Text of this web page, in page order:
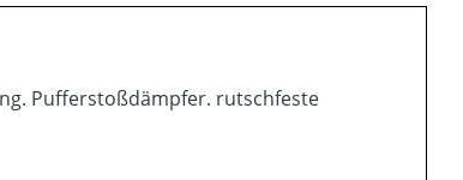
Pufferstoßdämpfer. rutschfeste